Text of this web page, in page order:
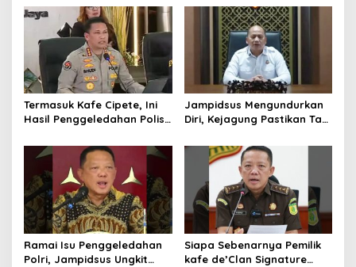
Kembangkan Industri
Helikopter
Kejagung Rajut Kongsi
Termasuk Kafe Cipete, Ini
Hasil Penggeledahan Polisi
Jampidsus Mengundurkan
Diri, Kejagung Pastikan Tak
Hukum di Gedung Bundar
Ramai Isu Penggeledahan
Polri, Jampidsus Ungkit
Siapa Sebenarnya Pemilik
kafe de’Clan Signature